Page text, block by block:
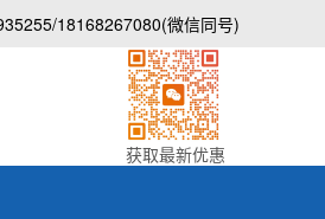
18168267080(微信同号)
获取最新优惠